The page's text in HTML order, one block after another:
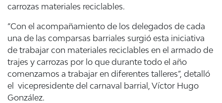
carrozas materiales reciclables.
“Con el acompañamiento de los delegados de cada
una de las comparsas barriales surgió esta iniciativa
de trabajar con materiales reciclables en el armado de
trajes y carrozas por lo que durante todo el año
comenzamos a trabajar en diferentes talleres”, detalló
el vicepresidente del carnaval barrial, Víctor Hugo
González.